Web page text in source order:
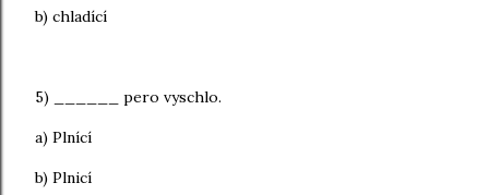
b) chladící
5) ______ pero vyschlo.
a) Plnící
b) Plnicí